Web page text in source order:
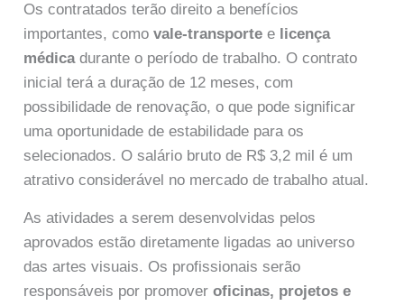
Os contratados terão direito a benefícios
importantes, comovale-transporte e licença
médicadurante o período de trabalho. O contrato
inicial terá a duração de 12 meses, com
possibilidade de renovação, o que pode significar
uma oportunidade de estabilidade para os
selecionados. O salário bruto de R$ 3,2 mil é um
atrativo considerável no mercado de trabalho atual.
As atividades a serem desenvolvidas pelos
aprovados estão diretamente ligadas ao universo
das artes visuais. Os profissionais serão
responsáveis por promoveroficinas, projetos e